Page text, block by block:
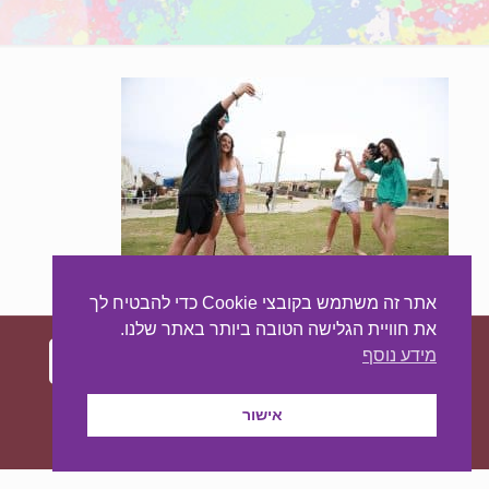
עיצוב ובניית האתר:מאסטר סייט - יצירת נוכחות
באינטרנט
אתר זה משתמש בקובצי Cookie כדי להבטיח לך
את חוויית הגלישה הטובה ביותר באתר שלנו.
מידע נוסף
אישור